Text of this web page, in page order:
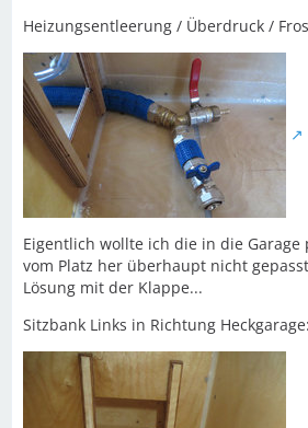
Heizungsentleerung / Überdruck /
Eigentlich wollte ich die in die Garage
vom Platz her überhaupt nicht
Lösung mit der Klappe...
Sitzbank Links in Richtung Heckgarage: